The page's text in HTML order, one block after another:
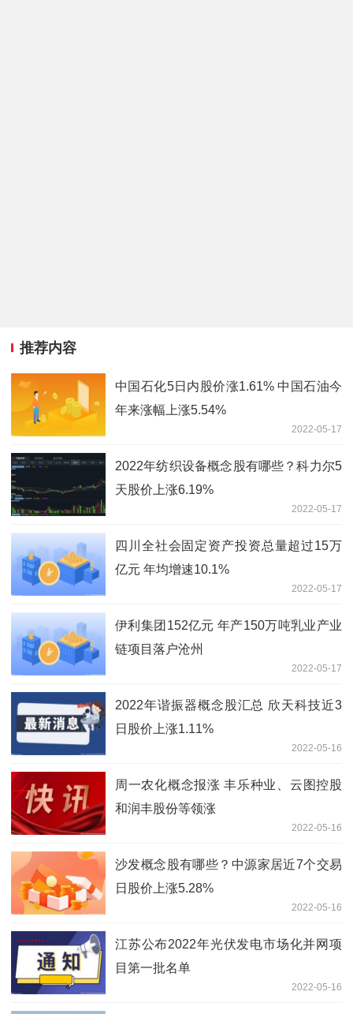
推荐内容
中国石化5日内股价涨1.61% 中国石油今
年来涨幅上涨5.54%
2022-05-17
2022年纺织设备概念股有哪些？科力尔5
天股价上涨6.19%
2022-05-17
四川全社会固定资产投资总量超过15万
亿元 年均增速10.1%
2022-05-17
伊利集团152亿元 年产150万吨乳业产业
链项目落户沧州
2022-05-17
2022年谐振器概念股汇总 欣天科技近3
日股价上涨1.11%
2022-05-16
周一农化概念报涨 丰乐种业、云图控股
和润丰股份等领涨
2022-05-16
沙发概念股有哪些？中源家居近7个交易
日股价上涨5.28%
2022-05-16
江苏公布2022年光伏发电市场化并网项
目第一批名单
2022-05-16